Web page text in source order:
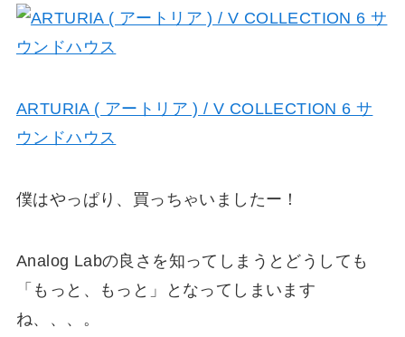
ARTURIA ( アートリア ) / V COLLECTION 6 サ
ウンドハウス
僕はやっぱり、買っちゃいましたー！
Analog Labの良さを知ってしまうとどうしても
「もっと、もっと」となってしまいます
ね、、、。